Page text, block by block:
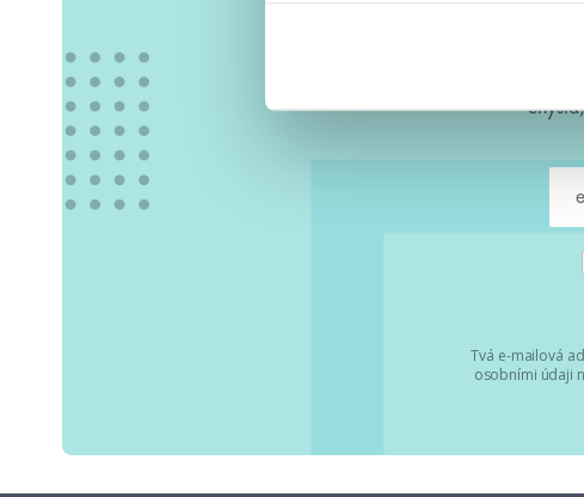
Vše
Tvá e-mailová
osobními údaji